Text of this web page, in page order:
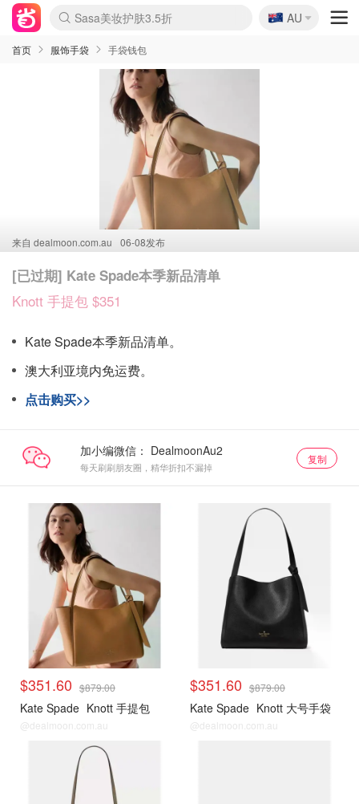
lululemon折扣上新
Sasa美妆护肤3.5折
SSENSE年中3折
FreshBeauty好价汇总
Cettire降价+叠9折
Farfetch折上8折
WWS Coles超市实拍
viagogo二手票捡漏
Myer清仓1折起
The Outnet奢牌1折起
David Jones 3折起
Flannels大牌1折
Perfumes Club护肤1折
AMIRO返校季6.2折
Oweek抽奖送Airpods
Amazon折扣汇总
eToro入金$200送$50
Amazon数码好物
ICONIC本周7.5折
ThedoubleF高奢地板价
Moose Knuckles 6折
丝芙兰5折起
EUFY官网3.7折起
Selenichast首饰2折
Trip机票酒店促销
YSL送5件彩妆礼
Amazon家居好物
BIGBANG巡演开票
David Jones时尚3折
Amazon美妆护肤
雅漾大喷$8
过敏原检测盒$33
伊索独家赠50ml沐浴露
科颜氏清仓3折
SEALIFE海洋馆门票6折
丝塔芙大白罐$16
订阅Newsletter送香薰
Cult Beauty 6.8折
Harrods圣诞日历2.3折
LN-CC奢牌私促3折
d'Alba空姐喷雾$16
EVE LOM套装逆天2折
Bernardelli独家4折
Adore Beauty 6折起
CT圣诞日历
Mytheresa奢品2.7折
Luxury Escapes 9折
Currentbody美容仪9折
MOON Garden Live
ALLSAINTS美衣3折
Roborock扫地机3.7折
Tingo Life水杯$24
Valentino官网5折
CR洗发护发6.3折
🇦🇺
AU
首页 服饰手袋 手袋钱包
来自 dealmoon.com.au 06-08发布
[已过期] Kate Spade本季新品清单
Knott 手提包 $351
Kate Spade本季新品清单。
澳大利亚境内免运费。
点击购买>>
加小编微信：
每天刷刷朋友圈，精华折扣不漏掉
复制
$351.60 $879.00
Kate Spade Knott 手提包
@dealmoon.com.au
$351.60 $879.00
Kate Spade Knott 大号手袋
@dealmoon.com.au